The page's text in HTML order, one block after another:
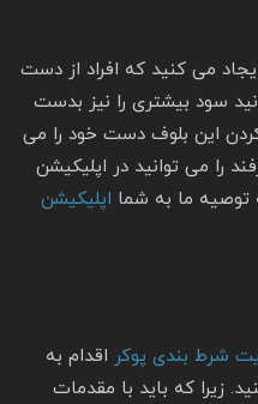
می کنید که افراد از دست
سود بیشتری را نیز بدست
کردن این بلوف دست خود را می
را می توانید در اپلیکیشن
توصیه ما به شما اپلیکیشن
شرط بندی پوکر اقدام به
زیرا که باید با مقدمات